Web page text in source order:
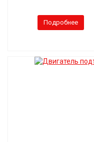
Подробнее